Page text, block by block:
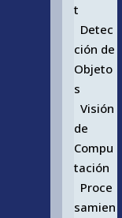
t
Detec
ción de
Objeto
s
Visión
de
Compu
tación
Proce
samien